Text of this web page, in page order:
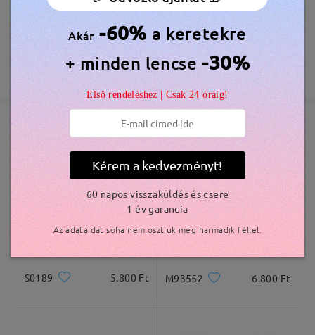
véleményt
Írjon egy véleményt
Megrendelés leadva
feldolgozási idő
5-7 munkanap részletek
Elküldve
szállítási idő
5-7 munkanap
részletek
Kiszállítva
Ingyenes Karcálló Lencsebevonat Tartozék
60 Napos Visszatérítés és Csere
365 Napos Garancia
Bővebben
Hasonló keretek
S0189 5.800 Ft M93552 6.800 Ft
Akár -60% a keretekre
+ minden lencse -30%
Első rendeléshez | Csak 24 óráig!
Kérem a kedvezményt!
60 napos visszaküldés és csere
1 év garancia
Az adataidat soha nem osztjuk meg harmadik féllel.